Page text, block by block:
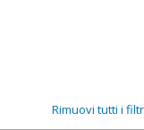
Rimuovi tutti i